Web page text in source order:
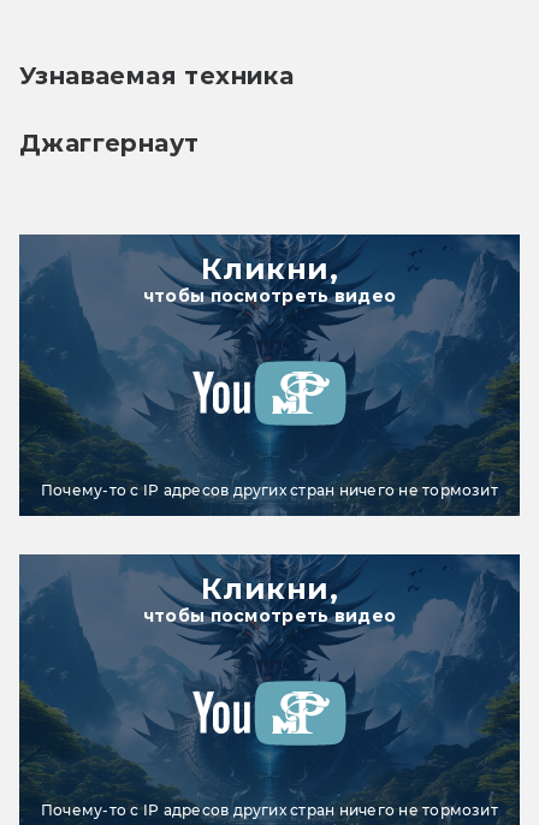
Узнаваемая техника
Джаггернаут
Кликни,
чтобы посмотреть видео
Почему-то с IP адресов других стран ничего не тормозит
Кликни,
чтобы посмотреть видео
Почему-то с IP адресов других стран ничего не тормозит